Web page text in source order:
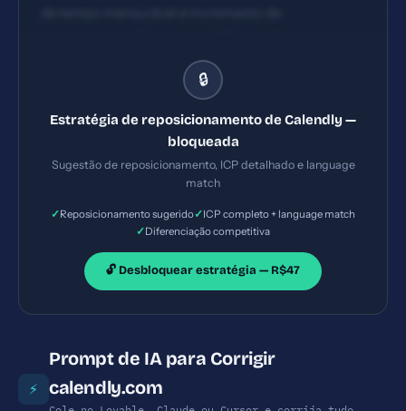
agendamento com automação inteligente e
integrações que já funcionam com seu stack.'
🔒
Estratégia de reposicionamento de Calendly —
bloqueada
Sugestão de reposicionamento, ICP detalhado e language
match
✓Reposicionamento sugerido✓ICP completo + language match
✓Diferenciação competitiva
🔓 Desbloquear estratégia — R$47
⚡
Prompt de IA para Corrigir
calendly.com